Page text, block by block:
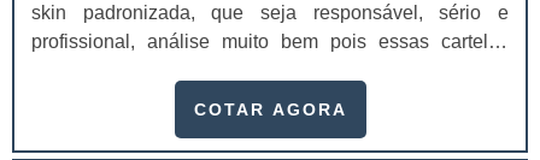
skin padronizada, que seja responsável, sério e
profissional, análise muito bem pois essas cartelas
produto.A busca por empresas sérias para adquirir esse
COTAR AGORA